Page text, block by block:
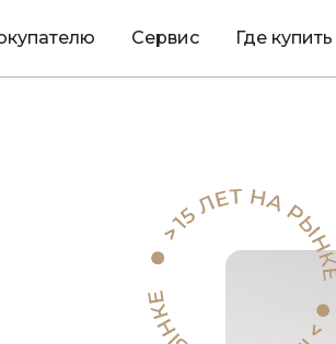
Сервис Где купить